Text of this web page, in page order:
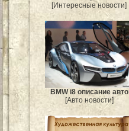
[Интересные новости]
BMW i8 описание авто
[Авто новости]